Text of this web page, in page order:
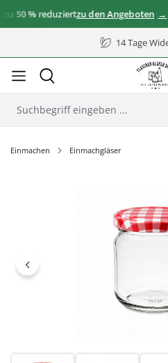
50 %reduziertzu den Angeboten
14 Tage
Einmachen Einmachgläser